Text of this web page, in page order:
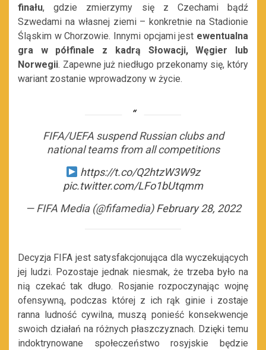
finału, gdzie zmierzymy się z Czechami bądź
Szwedami na własnej ziemi – konkretnie na Stadionie
Śląskim w Chorzowie. Innymi opcjami jest ewentualna
gra w półfinale z kadrą Słowacji, Węgier lub
Norwegii. Zapewne już niedługo przekonamy się, który
wariant zostanie wprowadzony w życie.
FIFA/UEFA suspend Russian clubs and
national teams from all competitions
https://t.co/Q2htzW3W9z
pic.twitter.com/LFo1bUtqmm
— FIFA Media (@fifamedia)February 28, 2022
Decyzja FIFA jest satysfakcjonująca dla wyczekujących
jej ludzi. Pozostaje jednak niesmak, że trzeba było na
nią czekać tak długo. Rosjanie rozpoczynając wojnę
ofensywną, podczas której z ich rąk ginie i zostaje
ranna ludność cywilna, muszą ponieść konsekwencje
swoich działań na różnych płaszczyznach. Dzięki temu
indoktrynowane społeczeństwo rosyjskie będzie